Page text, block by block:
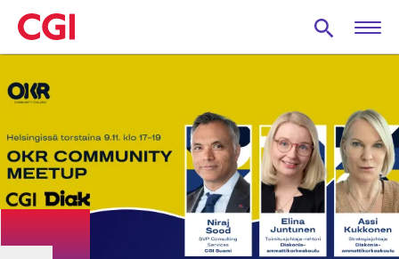
Skip
to
main